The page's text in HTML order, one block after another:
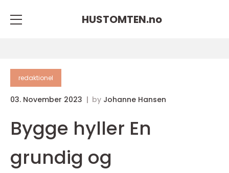
HUSTOMTEN.no
redaktionel
03. November 2023 by Johanne Hansen
Bygge hyller En
grundig og